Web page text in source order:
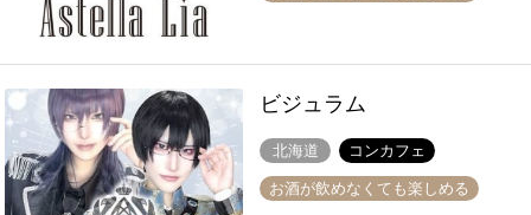
ビジュラム
北海道 コンカフェ
お酒が飲めなくても楽しめる